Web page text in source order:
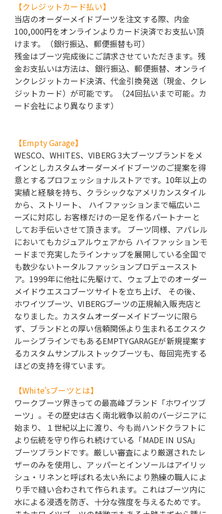
【クレジットカード払い】
当店のオーダーメイドブーツを注文する際、内金
100,000円をオンラインよりカード決済でお支払い頂
けます。（銀行振込、郵便振替も可）
残金はブーツ完成後にご請求させていただきます。残
金お支払いは方法は、銀行振込、郵便振替、オンライ
ンクレジットカード決済、代金引換発送（現金、クレ
ジットカード）が可能です。（24回払いまで可能。カ
ード会社により異なります）
【Empty Garage】
WESCO、WHITES、VIBERG 3大ブーツブランドをメ
インとしカスタムオーダーメイドブーツのご提案を得
意とするプロフェッショナルストアです。10年以上の
実績と経験を持ち、クラシックなアメリカンスタイル
から、ストリート、 ハイファッションまで幅広いニ
ーズに対応し お客様だけの一足を作るパートナーと
してお手伝いさせて頂きます。 ブーツ同様、アパレル
においてもカジュアルウェアから ハイファッションモ
ードまで充実したラインナップを展開している全国で
も数少ないトータルファッションプロデューススト
ア。1999年に他社に先駆けて、ウェブ上でのオーダー
メイドウエスコブーツサイトを立ち上げ、 その後、
ホワイツブーツ、VIBERGブーツの正規輸入販売店と
なりました。カスタムオーダーメイドブーツに限ら
ず、ブランドとの厚い信頼関係より生まれるエクスク
ルーシブラインでもあるEMPTYGARAGEが新規提案す
るカスタムサンプルストックブーツも、毎回完売する
ほどの支持を得ています。
【White'sブーツとは】
ワークブーツ界きっての最高峰ブランド「ホワイツブ
ーツ」。その歴史は古く南北戦争以前のバージニアに
始まり、１世紀以上に渡り、今も尚ハンドクラフトに
より伝統を守り作られ続けている「MADE IN USA」
ブーツブランドです。厳しい審査により厳選されたレ
ザーのみを使用し、アッパーとインソールはアイリッ
シュ・リネンと呼ばれる太い糸により熟練の職人によ
り手で縫い合わされて作られます。これはブーツ内に
水による浸透を防ぎ、十分な強度を与えるためです。